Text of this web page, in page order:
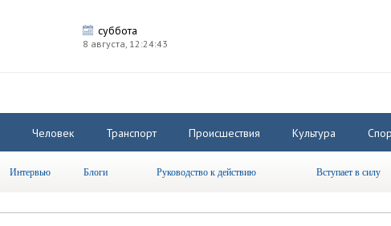
суббота
8 августа, 12:24:43
Человек Транспорт Происшествия Культура
Интервью Блоги Руководство к действию Вступает в силу